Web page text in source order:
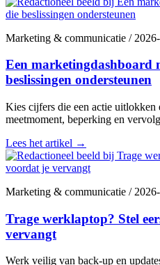
Marketing & communicatie /
Een marketingdashboard
beslissingen ondersteunen
Kies cijfers die een actie uitlokken
meetmoment, beperking en
Lees het artikel →
Marketing & communicatie /
Trage werklaptop? Stel
vervangt
Werk veilig van back-up en